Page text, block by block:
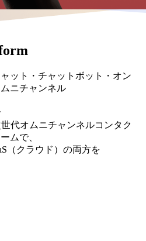
ット・チャットボット・オン
ニチャンネル
世代オムニチャンネルコンタク
ムで、
（クラウド）の両方を